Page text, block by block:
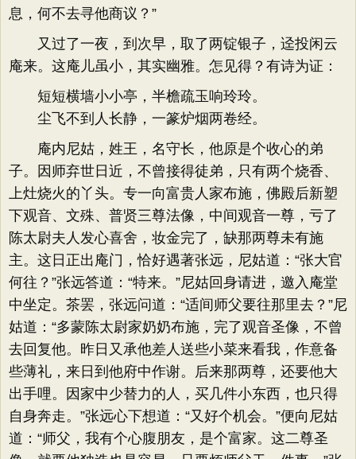
息，何不去寻他商议？”
又过了一夜，到次早，取了两锭银子，迳投闲云
庵来。这庵儿虽小，其实幽雅。怎见得？有诗为证：
短短横墙小小亭，半檐疏玉响玲玲。
尘飞不到人长静，一篆炉烟两卷经。
庵内尼姑，姓王，名守长，他原是个收心的弟
子。因师弃世日近，不曾接得徒弟，只有两个烧香、
上灶烧火的丫头。专一向富贵人家布施，佛殿后新塑
下观音、文殊、普贤三尊法像，中间观音一尊，亏了
陈太尉夫人发心喜舍，妆金完了，缺那两尊未有施
主。这日正出庵门，恰好遇著张远，尼姑道：“张大官
何往？”张远答道：“特来。”尼姑回身请进，邀入庵堂
中坐定。茶罢，张远问道：“适间师父要往那里去？”尼
姑道：“多蒙陈太尉家奶奶布施，完了观音圣像，不曾
去回复他。昨日又承他差人送些小菜来看我，作意备
些薄礼，来日到他府中作谢。后来那两尊，还要他大
出手哩。因家中少替力的人，买几件小东西，也只得
自身奔走。”张远心下想道：“又好个机会。”便向尼姑
道：“师父，我有个心腹朋友，是个富家。这二尊圣